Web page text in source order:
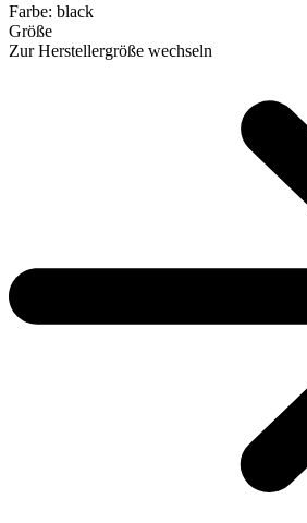
Farbe: black
Größe
Zur Herstellergröße wechseln